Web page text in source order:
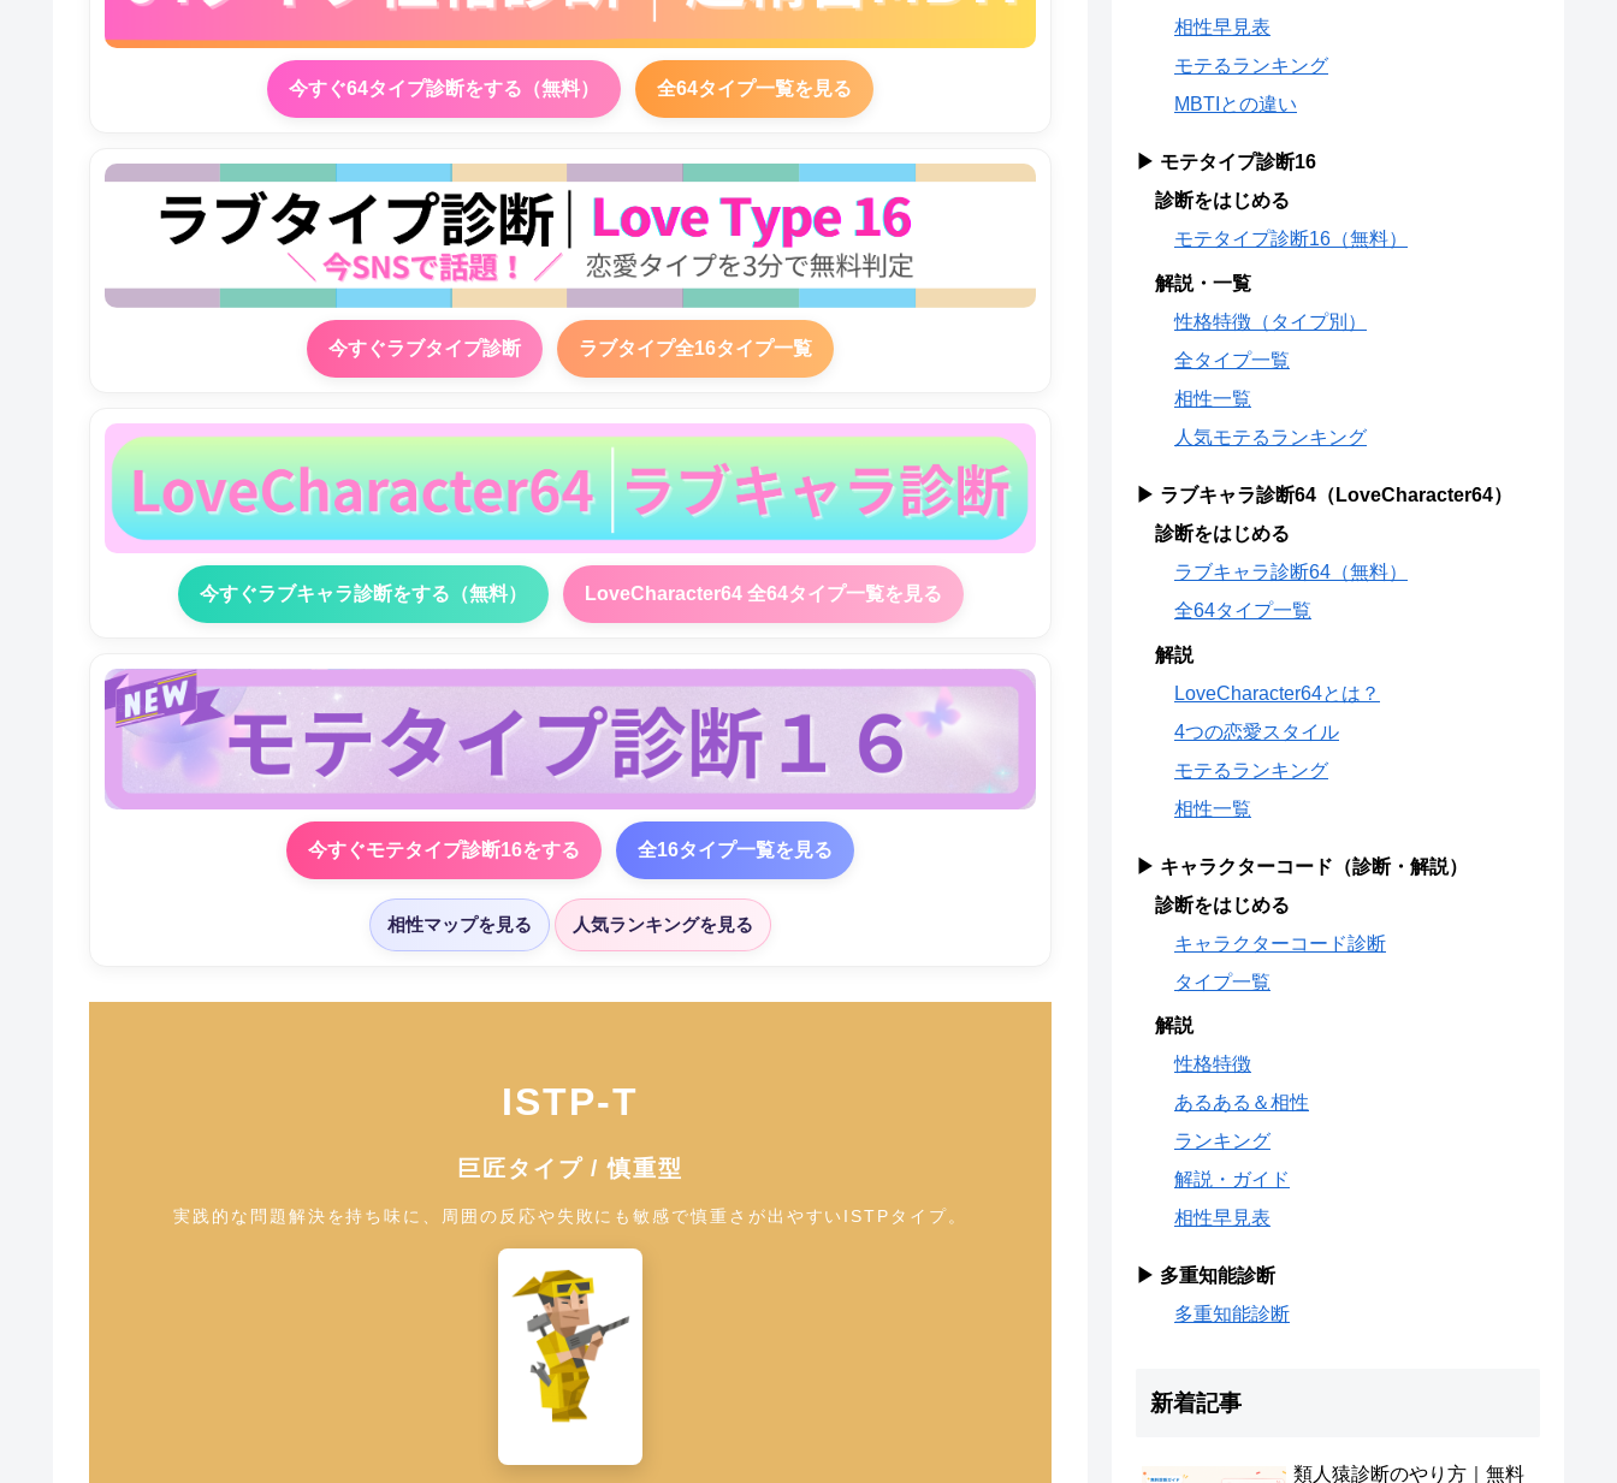
今すぐ64タイプ診断をする（無料） 全64タイプ一覧を見る
今すぐラブタイプ診断 ラブタイプ全16タイプ一覧
今すぐラブキャラ診断をする（無料） LoveCharacter64 全64タイプ一覧を見る
今すぐモテタイプ診断16をする 全16タイプ一覧を見る
相性マップを見る 人気ランキングを見る
ISTP-T
巨匠タイプ / 慎重型
実践的な問題解決を持ち味に、周囲の反応や失敗にも敏感で慎重さが出やすいISTPタイプ。
相性早見表
モテるランキング
MBTIとの違い
▶ モテタイプ診断16
診断をはじめる
モテタイプ診断16（無料）
解説・一覧
性格特徴（タイプ別）
全タイプ一覧
相性一覧
人気モテるランキング
▶ ラブキャラ診断64（LoveCharacter64）
診断をはじめる
ラブキャラ診断64（無料）
全64タイプ一覧
解説
LoveCharacter64とは？
4つの恋愛スタイル
モテるランキング
相性一覧
▶ キャラクターコード（診断・解説）
診断をはじめる
キャラクターコード診断
タイプ一覧
解説
性格特徴
あるある＆相性
ランキング
解説・ガイド
相性早見表
▶ 多重知能診断
多重知能診断
新着記事
類人猿診断のやり方｜無料